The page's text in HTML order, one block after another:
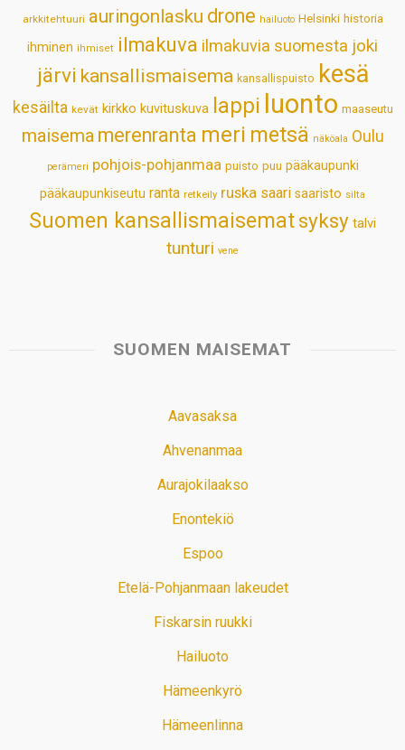
p
k
n
s
t
arkkitehtuuri auringonlasku drone hailuoto Helsinki historia
ihminen ihmiset ilmakuva ilmakuvia suomesta joki
järvi kansallismaisema kansallispuisto kesä
kesäilta kevät kirkko kuvituskuva lappi luonto maaseutu
maisema merenranta meri metsä näköala Oulu
perämeri pohjois-pohjanmaa puisto puu pääkaupunki
pääkaupunkiseutu ranta retkeily ruska saari saaristo silta
Suomen kansallismaisematsyksy talvi
tunturi vene
SUOMEN MAISEMAT
Aavasaksa
Ahvenanmaa
Aurajokilaakso
Enontekiö
Espoo
Etelä-Pohjanmaan lakeudet
Fiskarsin ruukki
Hailuoto
Hämeenkyrö
Hämeenlinna